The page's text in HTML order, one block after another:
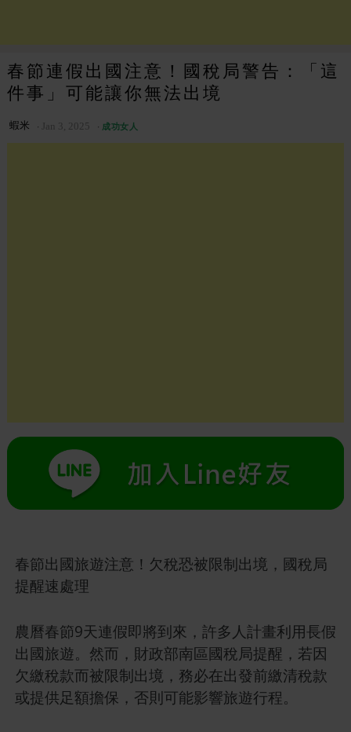
春節連假出國注意！國稅局警告：「這
件事」可能讓你無法出境
蝦米 Jan 3, 2025 成功女人
春節出國旅遊注意！欠稅恐被限制出境，國稅局
提醒速處理
農曆春節9天連假即將到來，許多人計畫利用長假
出國旅遊。然而，財政部南區國稅局提醒，若因
欠繳稅款而被限制出境，務必在出發前繳清稅款
或提供足額擔保，否則可能影響旅遊行程。